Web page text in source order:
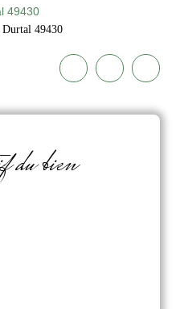
49430
Durtal 49430
du bien